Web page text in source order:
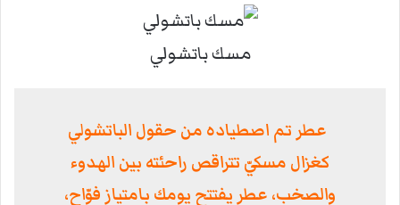
مسك باتشولي
عطر تم اصطياده من حقول الباتشولي
كغزال مسكيّ تتراقص راحئته بين الهدوء
والصخب، عطر يفتتح يومك بامتياز فوّاح،